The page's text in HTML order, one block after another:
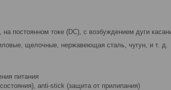
постоянном токе (DC), с возбуждением дуги
щелочные, нержавеющая сталь, чугун, и т. д.
питания
anti-stick (защита от прилипания)